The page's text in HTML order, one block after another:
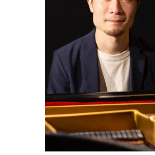
2000年より自身のライブ活動
ジャズシンガー越智順子氏の
タントとして音楽を学ぶ。
2000年〜2004年まで古田照美
いるゴスペルクワイヤーにも
その他、BARやCLUB等でのス
や、CM、映画音楽なども歌い
映画等で効果音として声を使
画は世界三大映画祭(カンヌ、
ア、ベルリン)にノミネート
祭にも出席。
2009年 ソロミニアルバム「
(エタップ)リリース。
2012年 第13回「神戸ジャズ
ルクイーンコンテスト」で、